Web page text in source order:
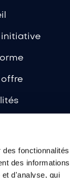
fonctionnalités
des informations
d'analyse, qui
initiative
offre